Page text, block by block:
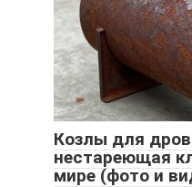
Козлы для
нестареющая
мире (фото и